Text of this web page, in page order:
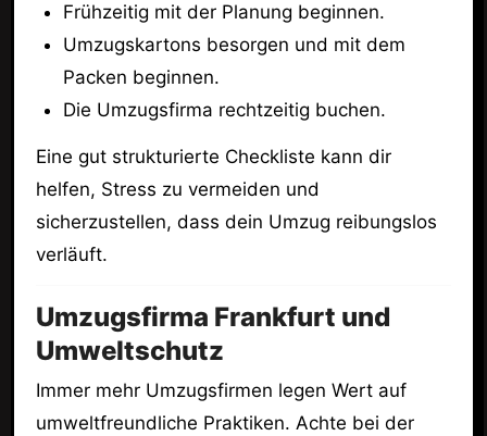
Frühzeitig mit der Planung beginnen.
Umzugskartons besorgen und mit dem
Packen beginnen.
Die Umzugsfirma rechtzeitig buchen.
Eine gut strukturierte Checkliste kann dir
helfen, Stress zu vermeiden und
sicherzustellen, dass dein Umzug reibungslos
verläuft.
Umzugsfirma Frankfurt und
Umweltschutz
Immer mehr Umzugsfirmen legen Wert auf
umweltfreundliche Praktiken. Achte bei der